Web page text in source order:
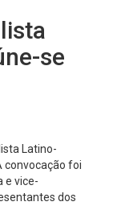
se
Latino-
convocação foi
e vice-
dos